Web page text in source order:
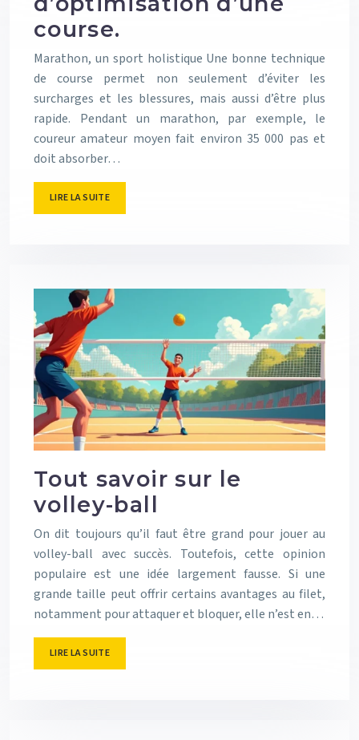
course.
Marathon, un sport holistique Une bonne technique
de course permet non seulement d’éviter les
surcharges et les blessures, mais aussi d’être plus
rapide. Pendant un marathon, par exemple, le
coureur amateur moyen fait environ 35 000 pas et
doit absorber…
LIRE LA SUITE
Tout savoir sur le
volley-ball
On dit toujours qu’il faut être grand pour jouer au
volley-ball avec succès. Toutefois, cette opinion
populaire est une idée largement fausse. Si une
grande taille peut offrir certains avantages au filet,
notamment pour attaquer et bloquer, elle n’est en…
LIRE LA SUITE